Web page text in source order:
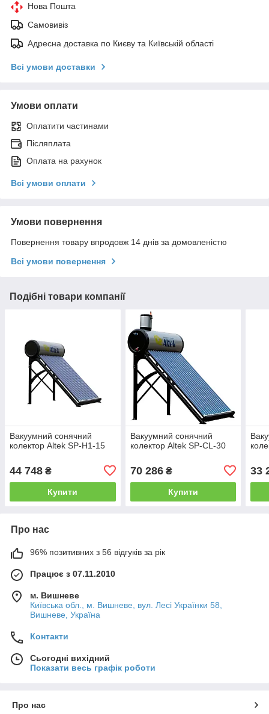
Нова Пошта
Самовивіз
Адресна доставка по Києву та Київській області
Всі умови доставки
Умови оплати
Оплатити частинами
Післяплата
Оплата на рахунок
Всі умови оплати
Умови повернення
Повернення товару впродовж 14 днів за домовленістю
Всі умови повернення
Подібні товари компанії
Вакуумний сонячний
колектор Altek SP-H1-15
44 748 ₴
Купити
Вакуумний сонячний
колектор Altek SP-CL-30
70 286₴
Купити
33
Про нас
96% позитивних з 56 відгуків за рік
Працює з 07.11.2010
м. Вишневе
Київська обл., м. Вишневе, вул. Лесі Українки 58,
Вишневе, Україна
Контакти
Сьогодні вихідний
Показати весь графік роботи
Про нас